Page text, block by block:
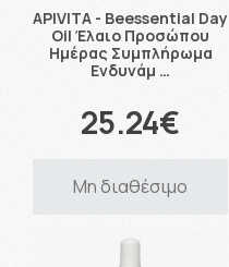
APIVITA - Beessential Day
Oil Έλαιο Προσώπου
Ημέρας Συμπλήρωμα
Ενδυνάμ …
25.24€
Μη διαθέσιμο